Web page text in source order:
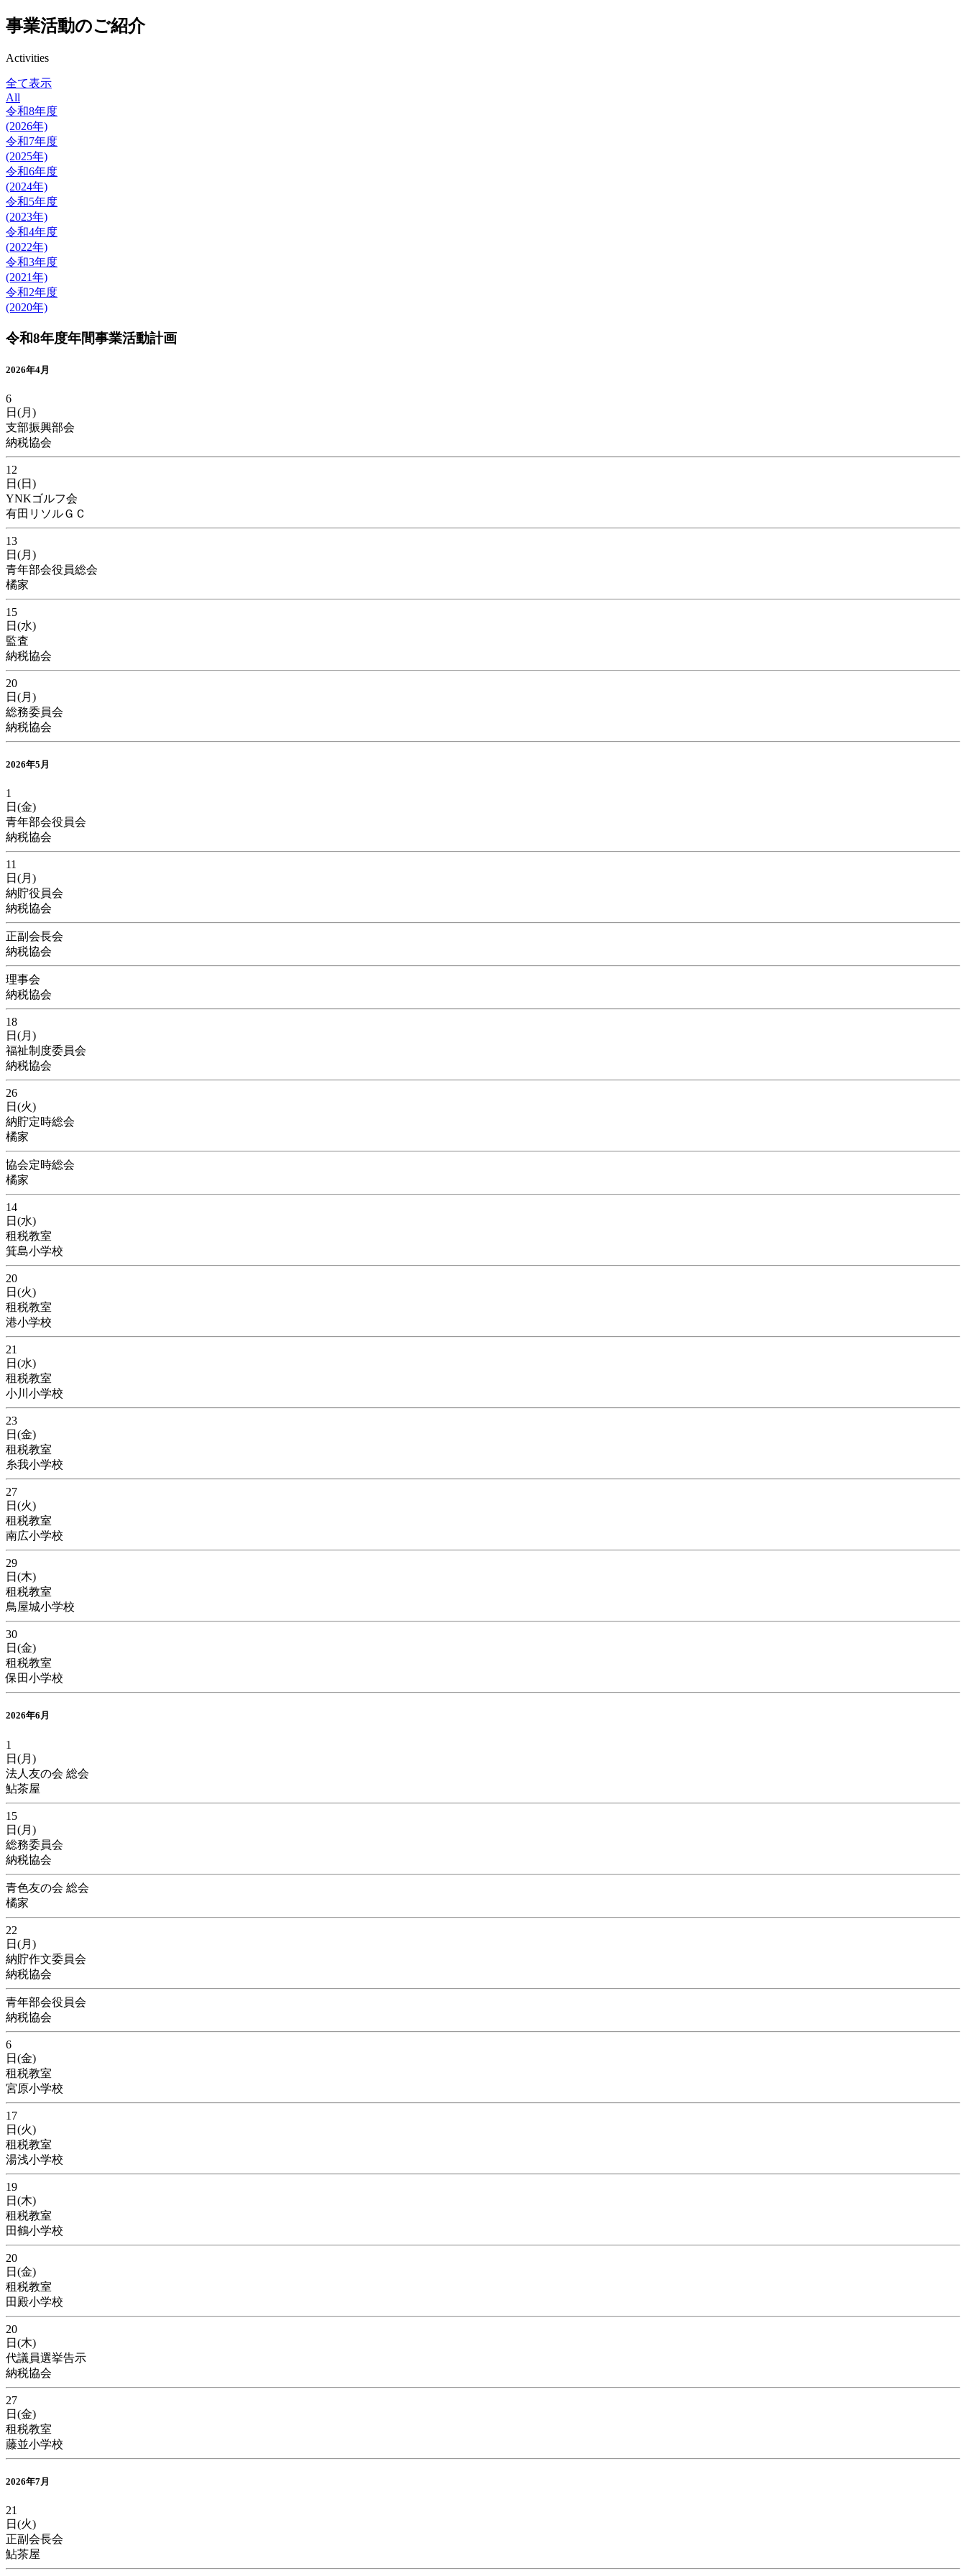
事業活動のご紹介
Activities
全て表示
All
令和8年度
(2026年)
令和7年度
(2025年)
令和6年度
(2024年)
令和5年度
(2023年)
令和4年度
(2022年)
令和3年度
(2021年)
令和2年度
(2020年)
令和8年度年間事業活動計画
2026年4月
6
日(月)
支部振興部会
納税協会
12
日(日)
YNKゴルフ会
有田リソルＧＣ
13
日(月)
青年部会役員総会
橘家
15
日(水)
監査
納税協会
20
日(月)
総務委員会
納税協会
2026年5月
1
日(金)
青年部会役員会
納税協会
11
日(月)
納貯役員会
納税協会
正副会長会
納税協会
理事会
納税協会
18
日(月)
福祉制度委員会
納税協会
26
日(火)
納貯定時総会
橘家
協会定時総会
橘家
14
日(水)
租税教室
箕島小学校
20
日(火)
租税教室
港小学校
21
日(水)
租税教室
小川小学校
23
日(金)
租税教室
糸我小学校
27
日(火)
租税教室
南広小学校
29
日(木)
租税教室
鳥屋城小学校
30
日(金)
租税教室
保田小学校
2026年6月
1
日(月)
法人友の会 総会
鮎茶屋
15
日(月)
総務委員会
納税協会
青色友の会 総会
橘家
22
日(月)
納貯作文委員会
納税協会
青年部会役員会
納税協会
6
日(金)
租税教室
宮原小学校
17
日(火)
租税教室
湯浅小学校
19
日(木)
租税教室
田鶴小学校
20
日(金)
租税教室
田殿小学校
20
日(木)
代議員選挙告示
納税協会
27
日(金)
租税教室
藤並小学校
2026年7月
21
日(火)
正副会長会
鮎茶屋